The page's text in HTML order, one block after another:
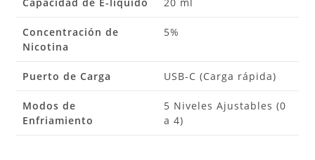
Concentración de
Nicotina
5%
Puerto de Carga USB-C (Carga rápida)
Modos de
Enfriamiento
5 Niveles Ajustables (0
a 4)